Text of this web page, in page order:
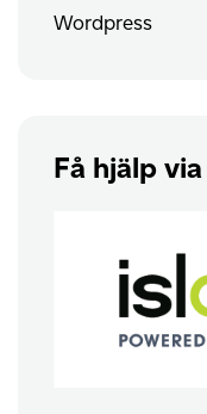
Wordpress
Få hjälp